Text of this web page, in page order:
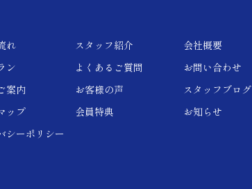
れ スタッフ紹介
会社概要
ン
よくあるご質問
お問い合わせ
案内
お客様の声
スタッフブログ
ップ
会員特典
お知らせ
シーポリシー